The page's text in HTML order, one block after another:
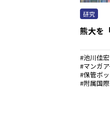
研究
熊大を
池川佳宏
マンガ
保管ボ
附属国